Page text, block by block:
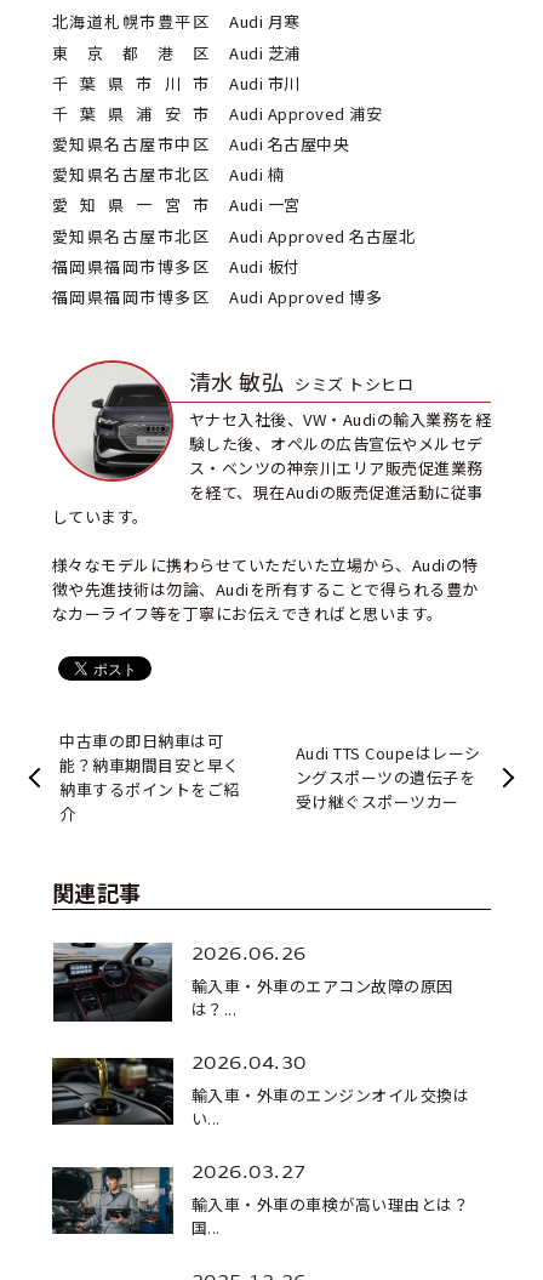
北海道札幌市豊平区
Audi 月寒
東京都港区
Audi 芝浦
千葉県市川市
Audi 市川
千葉県浦安市
Audi Approved 浦安
愛知県名古屋市中区
Audi 名古屋中央
愛知県名古屋市北区
Audi 楠
愛知県一宮市
Audi 一宮
愛知県名古屋市北区
Audi Approved 名古屋北
福岡県福岡市博多区
Audi 板付
福岡県福岡市博多区
Audi Approved 博多
清水 敏弘 シミズ トシヒロ
ヤナセ入社後、VW・Audiの輸入業務を経
験した後、オペルの広告宣伝やメルセデ
ス・ベンツの神奈川エリア販売促進業務
を経て、現在Audiの販売促進活動に従事
しています。
様々なモデルに携わらせていただいた立場から、Audiの特
徴や先進技術は勿論、Audiを所有することで得られる豊か
なカーライフ等を丁寧にお伝えできればと思います。
中古車の即日納車は可
能？納車期間目安と早く
納車するポイントをご紹
介
Audi TTS Coupeはレーシ
ングスポーツの遺伝子を
受け継ぐスポーツカー
関連記事
2026.06.26
輸入車・外車のエアコン故障の原因
は？...
2026.04.30
輸入車・外車のエンジンオイル交換は
い...
2026.03.27
輸入車・外車の車検が高い理由とは？
国...